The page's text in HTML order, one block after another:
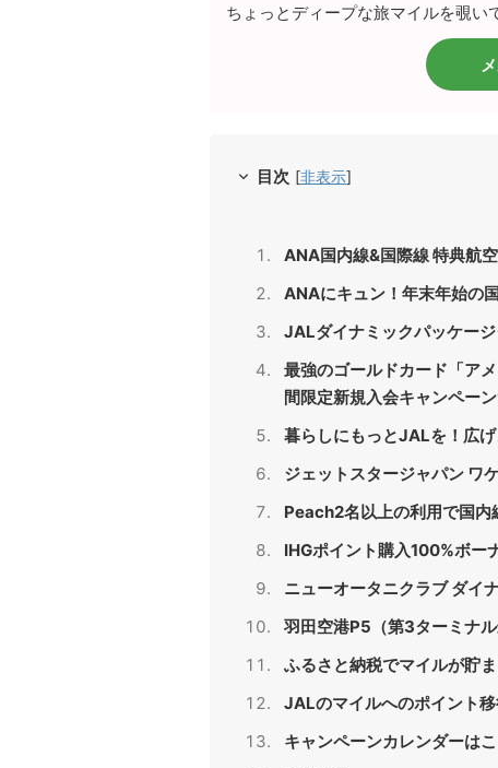
ちょっとディープな旅マイルを覗い
目次 [非表示]
ANA国内線&国際線 特典航
ANAにキュン！年末年始の
JALダイナミックパッケー
最強のゴールドカード「ア
間限定新規入会キャンペー
暮らしにもっとJALを！広
ジェットスタージャパン ワ
Peach2名以上の利用で国内
IHGポイント購入100%ボー
ニューオータニクラブ ダイ
羽田空港P5（第3ターミナ
ふるさと納税でマイルが貯
JALのマイルへのポイント
キャンペーンカレンダーは